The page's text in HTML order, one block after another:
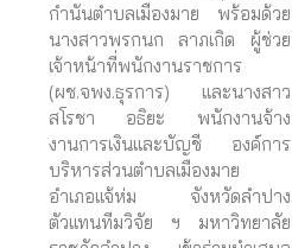
กำนันตำบลเมืองมาย พร้อมด้วย
นางสาวพรกนก ลาภเกิด ผู้ช่วย
เจ้าหน้าที่พนักงานราชการ
(ผช.จพง.ธุรการ) และนางสาว
สโรชา อธิยะ พนักงานจ้าง
งานการเงินและบัญชี องค์การ
บริหารส่วนตำบลเมืองมาย
อำเภอแจ้ห่ม จังหวัดลำปาง
ตัวแทนทีมวิจัย ฯ มหาวิทยาลัย